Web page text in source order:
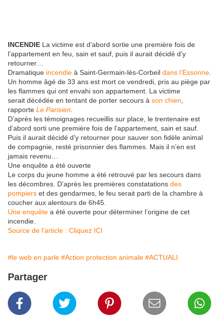
INCENDIE La victime est d’abord sortie une première fois de
l’appartement en feu, sain et sauf, puis il aurait décidé d’y
retourner…
Dramatique incendie à Saint-Germain-lès-Corbeil dans l’Essonne
Un homme âgé de 33 ans est mort ce vendredi, pris au piège par
les flammes qui ont envahi son appartement. La victime
serait décédée en tentant de porter secours à son chien
rapporte Le Parisien
D’après les témoignages recueillis sur place, le trentenaire est
d’abord sorti une première fois de l’appartement, sain et sauf.
Puis il aurait décidé d’y retourner pour sauver son fidèle animal
de compagnie, resté prisonnier des flammes. Mais il n’en est
jamais revenu…
Une enquête a été ouverte
Le corps du jeune homme a été retrouvé par les secours dans
les décombres. D’après les premières constatations des
pompiers et des gendarmes, le feu serait parti de la chambre à
coucher aux alentours de 6h45.
Une enquête a été ouverte pour déterminer l’origine de cet
incendie.
Source de l'article : Cliquez ICI
#le web en parle #Action protection animale #ACTUALI
Partager